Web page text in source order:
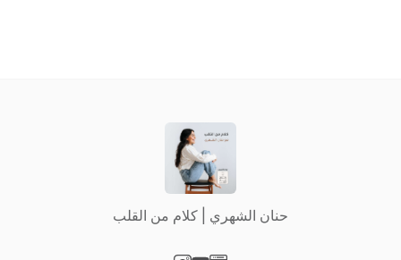
حنان الشهري | كلام من القلب